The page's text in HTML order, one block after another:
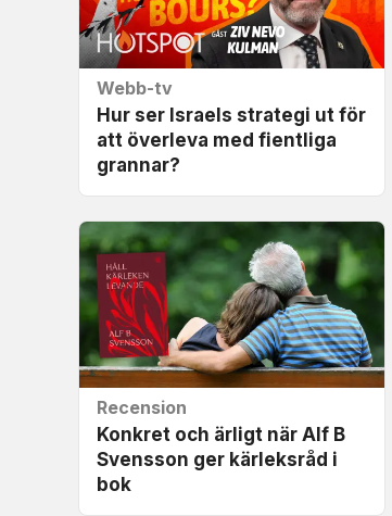
Webb-tv
Hur ser Israels strategi ut för
att överleva med fientliga
grannar?
Recension
Konkret och ärligt när Alf B
Svensson ger kärleks­råd i
bok